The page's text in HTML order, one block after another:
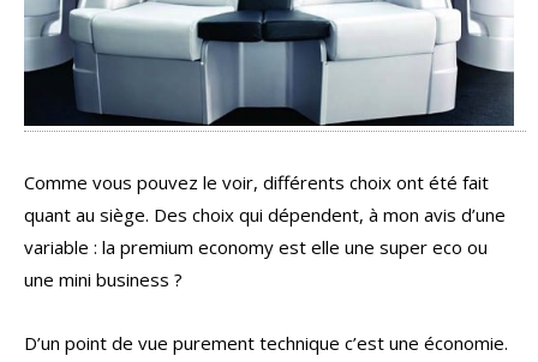
Comme vous pouvez le voir, différents choix ont été fait
quant au siège. Des choix qui dépendent, à mon avis d’une
variable : la premium economy est elle une super eco ou
une mini business ?
D’un point de vue purement technique c’est une économie.